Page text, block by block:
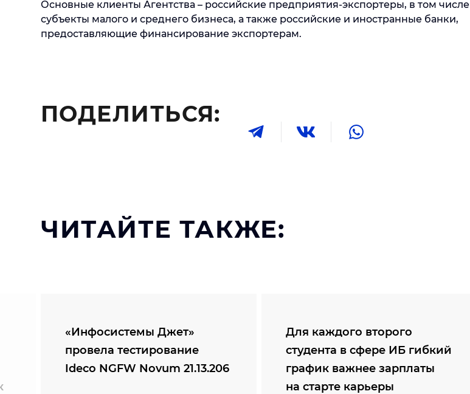
Основные клиенты Агентства – российские предприятия-экспортеры, в том числе
субъекты малого и среднего бизнеса, а также российские и иностранные банки,
предоставляющие финансирование экспортерам.
ПОДЕЛИТЬСЯ:
ЧИТАЙТЕ ТАКЖЕ:
«Инфосистемы Джет»
провела тестирование
Ideco NGFW Novum 21.13.206
Для каждого второго
студента в сфере ИБ гибкий
график важнее зарплаты
на старте карьеры